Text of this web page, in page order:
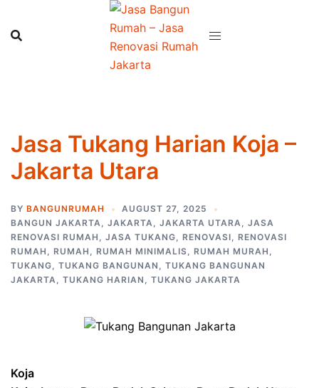
content
Jasa Tukang Harian Koja –
Jakarta Utara
BY BANGUNRUMAH
AUGUST 27, 2025
BANGUN JAKARTA, JAKARTA, JAKARTA UTARA, JASA
RENOVASI RUMAH , JASA TUKANG, RENOVASI, RENOVASI
RUMAH , RUMAH , RUMAH MINIMALIS, RUMAH MURAH ,
TUKANG, TUKANG BANGUNAN , TUKANG BANGUNAN
JAKARTA, TUKANG HARIAN , TUKANG JAKARTA
Koja